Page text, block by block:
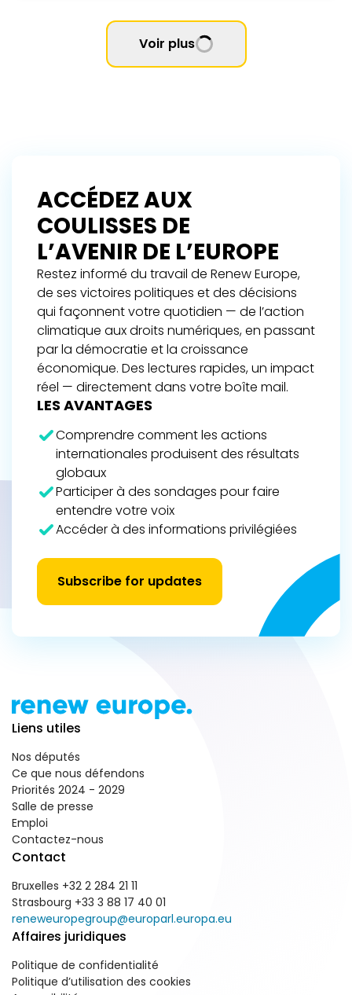
Voir plus
ACCÉDEZ AUX
COULISSES DE
L’AVENIR DE L’EUROPE
Restez informé du travail de Renew Europe,
de ses victoires politiques et des décisions
qui façonnent votre quotidien — de l’action
climatique aux droits numériques, en passant
par la démocratie et la croissance
économique. Des lectures rapides, un impact
réel — directement dans votre boîte mail.
LES AVANTAGES
Comprendre comment les actions
internationales produisent des résultats
globaux
Participer à des sondages pour faire
entendre votre voix
Accéder à des informations privilégiées
Subscribe for updates
Liens utiles
Nos députés
Ce que nous défendons
Priorités 2024 - 2029
Salle de presse
Emploi
Contactez-nous
Contact
Bruxelles +32 2 284 21 11
Strasbourg +33 3 88 17 40 01
reneweuropegroup@europarl.europa.eu
Affaires juridiques
Politique de confidentialité
Politique d’utilisation des cookies